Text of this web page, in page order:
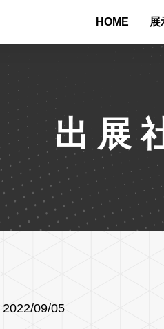
HOME 展
出展
2022/09/05